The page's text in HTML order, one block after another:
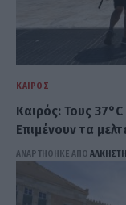
ΚΑΙΡΌΣ
Καιρός: Τους
Επιμένουν τα
ΑΝΑΡΤΗΘΗΚΕ ΑΠΟ